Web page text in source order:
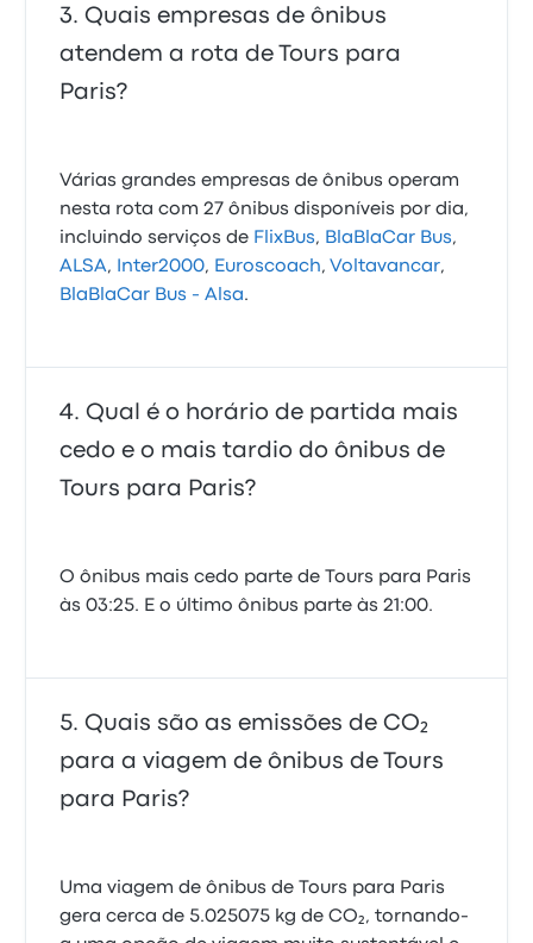
Quais empresas de ônibus
atendem a rota de Tours para
Paris?
Várias grandes empresas de ônibus operam
nesta rota com 27 ônibus disponíveis por dia,
incluindo serviços de FlixBus, BlaBlaCar Bus,
ALSA, Inter2000, Euroscoach, Voltavancar,
BlaBlaCar Bus - Alsa.
Qual é o horário de partida mais
cedo e o mais tardio do ônibus de
Tours para Paris?
O ônibus mais cedo parte de Tours para Paris
às 03:25. E o último ônibus parte às 21:00.
Quais são as emissões de CO₂
para a viagem de ônibus de Tours
para Paris?
Uma viagem de ônibus de Tours para Paris
gera cerca de 5.025075 kg de CO₂, tornando-